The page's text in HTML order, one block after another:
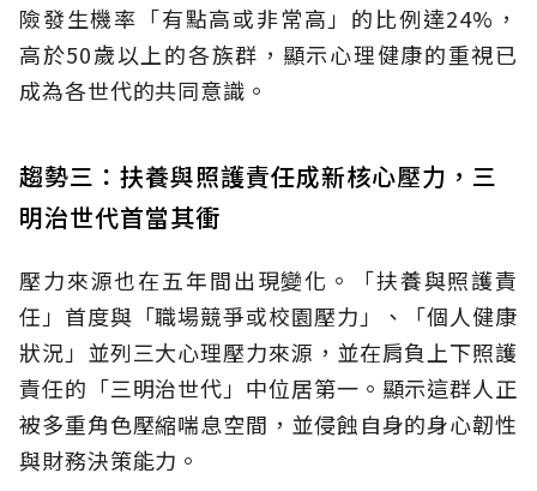
險發生機率「有點高或非常高」的比例達24%，
高於50歲以上的各族群，顯示心理健康的重視已
成為各世代的共同意識。
趨勢三：扶養與照護責任成新核心壓力，三
明治世代首當其衝
壓力來源也在五年間出現變化。「扶養與照護責
任」首度與「職場競爭或校園壓力」、「個人健康
狀況」並列三大心理壓力來源，並在肩負上下照護
責任的「三明治世代」中位居第一。顯示這群人正
被多重角色壓縮喘息空間，並侵蝕自身的身心韌性
與財務決策能力。